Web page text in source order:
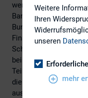
werden rund 150
Banken und Verbände
Bundesbank und der
Schirmherrschaft des
beim Bundesminister
Teilnehmerinnen und
die digitalen
auszutauschen.
Weitere
Ihren
unseren
mehr